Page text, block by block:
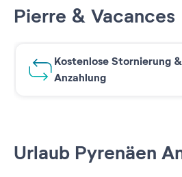
Urlaub Pyrenäen
Pierre & Vacances
Kostenlose Stornierung
Anzahlung